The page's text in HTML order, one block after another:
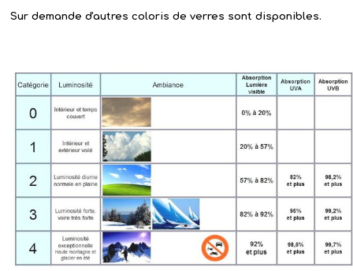
Sur demande d'autres coloris de verres sont disponibles.